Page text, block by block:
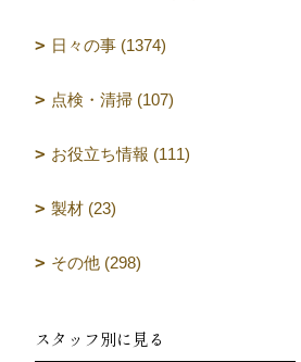
日々の事 (1374)
点検・清掃 (107)
お役立ち情報 (111)
製材 (23)
その他 (298)
スタッフ別に見る